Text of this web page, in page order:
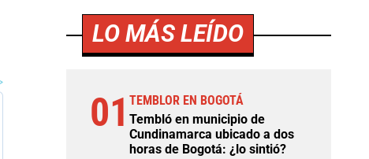
LO MÁS LEÍDO
01 TEMBLOR EN BOGOTÁ
Tembló en municipio de
Cundinamarca ubicado a dos
horas de Bogotá: ¿lo sintió?